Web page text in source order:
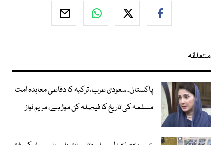
متعلقہ
پاکستان، سعودی عرب، ترکیہ کا دفاعی معاہدہ امت
مسلمہ کی تاریخ کا فیصلہ کن موڑ ہے، مریم نواز